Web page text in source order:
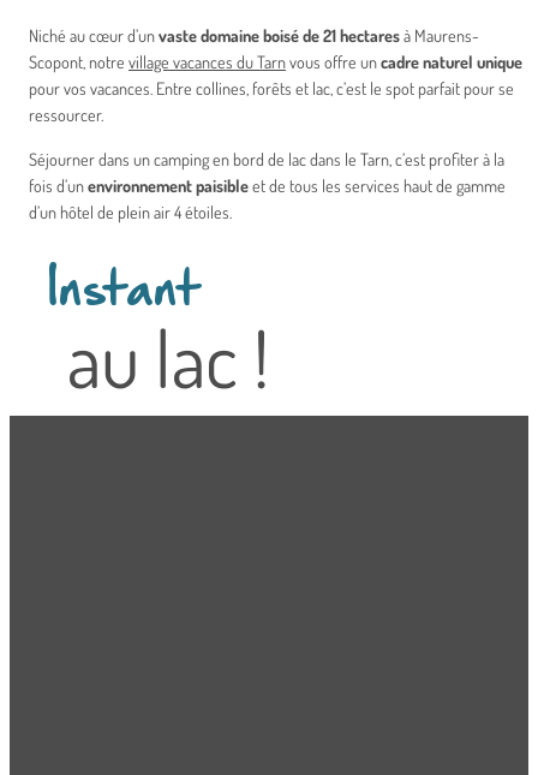
Instant
au lac !
Niché au cœur d’unvaste domaine boisé de 21 hectaresà Maurens-
Scopont, notre village vacances du Tarnvous offre uncadre naturel unique
pour vos vacances. Entre collines, forêts et lac, c’est le spot parfait pour se
ressourcer.
Séjourner dans un camping en bord de lac dans le Tarn, c’est profiter à la
fois d’unenvironnement paisibleet de tous les services haut de gamme
d’un hôtel de plein air 4 étoiles.